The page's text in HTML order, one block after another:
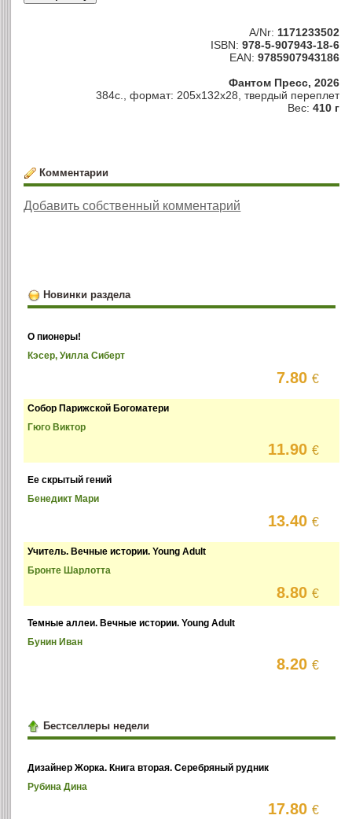
A/Nr: 1171233502
ISBN: 978-5-907943-18-6
EAN: 9785907943186
Фантом Пресс, 2026
384с., формат: 205x132x28, твердый переплет
Вес: 410 г
Комментарии
Добавить собственный комментарий
Новинки раздела
О пионеры!
Кэсер, Уилла Сиберт
7.80€
Собор Парижской Богоматери
Гюго Виктор
11.90€
Ее скрытый гений
Бенедикт Мари
13.40€
Учитель. Вечные истории. Young Adult
Бронте Шарлотта
8.80€
Темные аллеи. Вечные истории. Young Adult
Бунин Иван
8.20€
Бестселлеры недели
Дизайнер Жорка. Книга вторая. Серебряный рудник
Рубина Дина
17.80€